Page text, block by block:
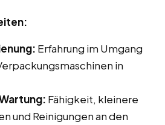
Erfahrung im Umgang
in
Fähigkeit, kleinere
und Reinigungen an den